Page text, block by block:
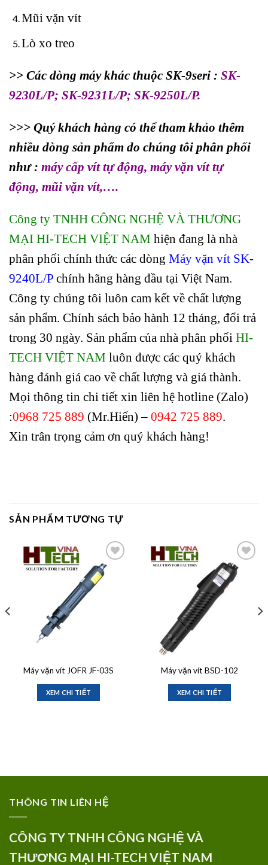
Mũi vặn vít
Lò xo treo
>> Các dòng máy khác thuộc SK-9seri : SK-
9230L/P; SK-9231L/P; SK-9250L/P.
>>> Quý khách hàng có thể tham khảo thêm
nhiều dòng sản phẩm do chúng tôi phân phối
như : máy cấp vít tự động, máy vặn vít tự
động, mũi vặn vít,….
Công ty TNHH CÔNG NGHỆ VÀ THƯƠNG
MẠI HI-TECH VIỆT NAM hiện đang là nhà
phân phối chính thức các dòng Máy vặn vít SK-
9240L/P chính hãng hàng đầu tại Việt Nam.
Công ty chúng tôi luôn cam kết về chất lượng
sản phẩm. Chính sách bảo hành 12 tháng, đổi trả
trong 30 ngày. Sản phẩm của nhà phân phối HI-
TECH VIỆT NAM luôn được các quý khách
hàng đánh giá cao về chất lượng và giá thành.
Mọi thông tin chi tiết xin liên hệ hotline (Zalo)
:0968 725 889 (Mr.Hiến) – 0942 725 889.
Xin trân trọng cảm ơn quý khách hàng!
SẢN PHẨM TƯƠNG TỰ
Add to
wishlist
Máy vặn vít JOFR JF-03S
XEM CHI TIẾT
Add to
wishlist
Máy vặn vít BSD-102
XEM CHI TIẾT
THÔNG TIN LIÊN HỆ
CÔNG TY TNHH CÔNG NGHỆ VÀ
THƯƠNG MẠI HI-TECH VIỆT NAM